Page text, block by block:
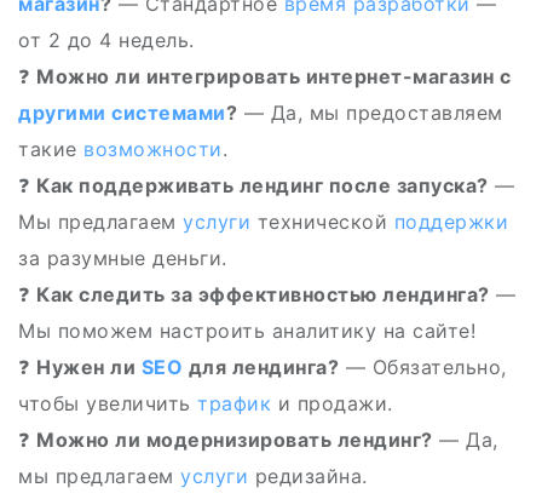
от 2 до 4 недель.
❓ Можно ли интегрировать интернет-магазин с
другими системами? — Да, мы предоставляем
такие возможности.
❓ Как поддерживать лендинг после запуска? —
Мы предлагаем услуги технической поддержки
за разумные деньги.
❓ Как следить за эффективностью лендинга? —
Мы поможем настроить аналитику на сайте!
❓ Нужен ли SEO для лендинга? — Обязательно,
чтобы увеличить трафик и продажи.
❓ Можно ли модернизировать лендинг? — Да,
мы предлагаем услуги редизайна.